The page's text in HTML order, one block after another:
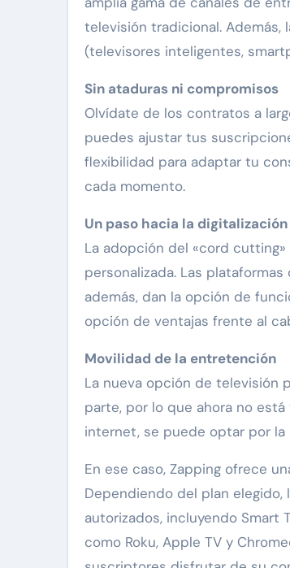
televisión tradicional.
(televisores inteligentes,
Sin ataduras ni compromisos
Olvídate de los contratos a
puedes ajustar tus
flexibilidad para adaptar tu
cada momento.
Un paso hacia la
La adopción del «cord
personalizada. Las
además, dan la opción de
opción de ventajas frente al
Movilidad de la entretención
La nueva opción de televisión
parte, por lo que ahora no
internet, se puede optar por
En ese caso, Zapping ofrece
Dependiendo del plan
autorizados, incluyendo
como Roku, Apple TV y